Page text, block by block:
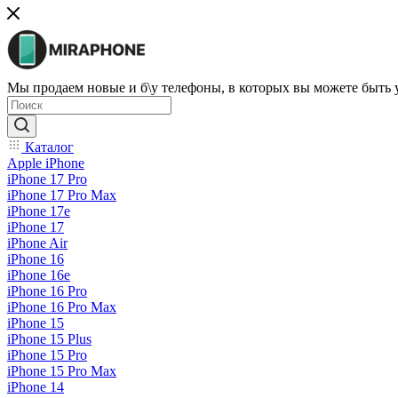
Мы продаем новые и б\у телефоны, в которых вы можете быть
Каталог
Apple iPhone
iPhone 17 Pro
iPhone 17 Pro Max
iPhone 17e
iPhone 17
iPhone Air
iPhone 16
iPhone 16e
iPhone 16 Pro
iPhone 16 Pro Max
iPhone 15
iPhone 15 Plus
iPhone 15 Pro
iPhone 15 Pro Max
iPhone 14